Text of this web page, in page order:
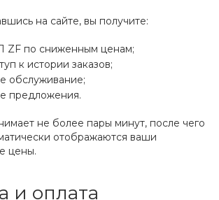
на сайте, вы получите:
ZF по сниженным ценам;
к истории заказов;
обслуживание;
предложения.
не более пары минут, после чего
отображаются ваши
цены.
и оплата